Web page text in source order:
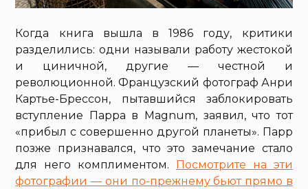
Когда книга вышла в 1986 году, критики
разделились: одни называли работу жестокой
и циничной, другие — честной и
революционной. Французский фотограф Анри
Картье-Брессон, пытавшийся заблокировать
вступление Парра в Magnum, заявил, что тот
«прибыл с совершенно другой планеты». Парр
позже признавался, что это замечание стало
для него комплиментом. Посмотрите на эти
фотографии — они по-прежнему бьют прямо в